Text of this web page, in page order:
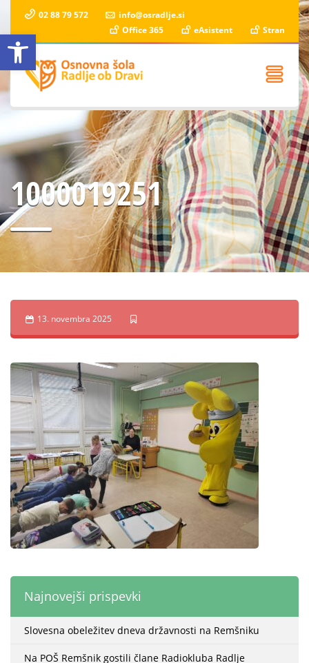
Open toolbar
02 88 79 572
info@osradlje.si
Office 365
eAsistent Stran
1000019251
13. novembra 2025
Najnovejši prispevki
Slovesna obeležitev dneva državnosti na Remšniku
Na POŠ Remšnik gostili člane Radiokluba Radlje